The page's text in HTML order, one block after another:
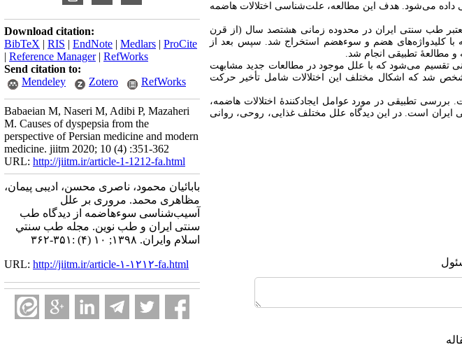
داده می‌شود. هدف این مطالعه، علت‌شناسی اختلالات هاضمه
طب سنتی ایران در محدوده زمانی هشتصد سال (از قرن
با کلیدواژه‌های هضم و سوء‌هضم استخراج شد. سپس بعد از
و مطالعۀ تطبیقی انجام شد.
تقسیم می‌شود که با علل موجود در مطالعات جدید مشابهت
شد که اشکال مختلف این اختلالات شامل تأخیر حرکت
تطبیقی در مورد عوامل ایجادکنندۀ اختلالات هاضمه،
است. در این دیدگاه علل مختلف غذایی، روحی، روانی
Download citation:
BibTeX | RIS | EndNote | Medlars | ProCite
| Reference Manager| RefWorks
Send citation to:
Mendeley
Zotero RefWorks
Babaeian M, Naseri M, Adibi P, Mazaheri
M. Causes of dyspepsia from the
perspective of Persian medicine and modern
medicine. jiitm 2020; 10 (4) :351-362
URL: http://jiitm.ir/article-1-1212-fa.html
بابائیان محمود، ناصری محسن، ادیبی پیمان،
مظاهری محمد. مروری بر علل
آسیب‌شناسی سوء‌هاضمه از دیدگاه طب
سنتی ایران و طب نوین. مجله طب سنتي
اسلام وايران. ۱۳۹۸; ۱۰ (۴) :۳۵۱-۳۶۲
URL: http://jiitm.ir/article-۱-۱۲۱۲-fa.html